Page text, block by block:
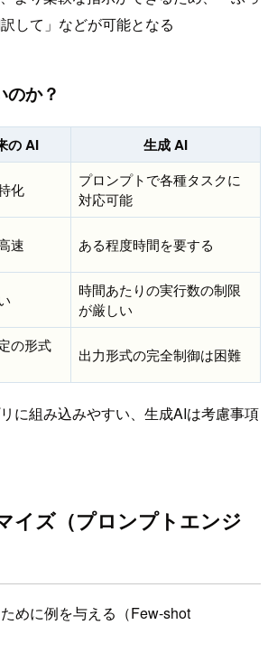
して」などが可能となる
か？
の AI 生成 AI
化
プロンプトで各種タスクに
対応可能
速 ある程度時間を要する
時間あたりの実行数の制限
が厳しい
の形式
出力形式の完全制御は困難
に組み込みやすい、生成AIは考慮事項
イズ（プロンプトエンジ
めに例を与える（Few-shot